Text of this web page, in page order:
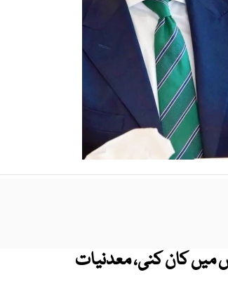
میں کان کنی، معدنیات